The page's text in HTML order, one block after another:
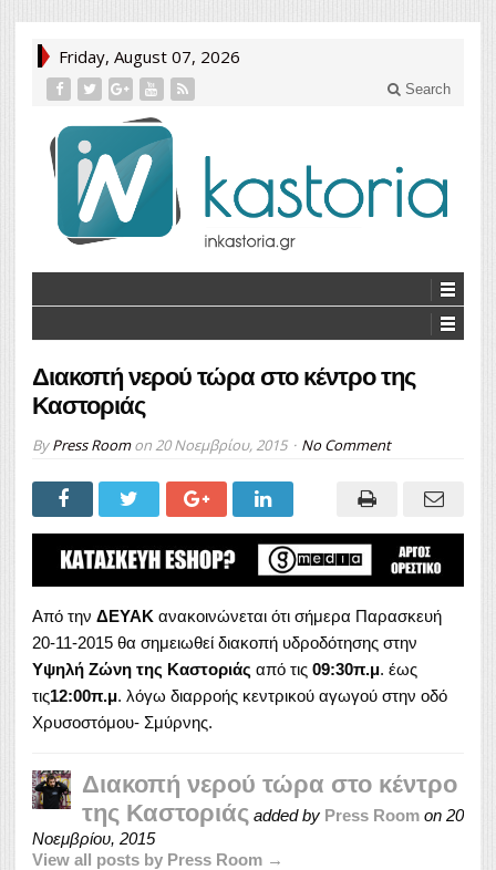
Friday, August 07, 2026
Search
Διακοπή νερού τώρα στο κέντρο της
Καστοριάς
ByPress Roomon 20 Νοεμβρίου, 2015 No Comment
Από την ΔΕΥΑΚ ανακοινώνεται ότι σήμερα Παρασκευή
20-11-2015 θα σημειωθεί διακοπή υδροδότησης στην
Υψηλή Ζώνη της Καστοριάς από τις 09:30π.μ. έως
τις12:00π.μ. λόγω διαρροής κεντρικού αγωγού στην οδό
Χρυσοστόμου- Σμύρνης.
Διακοπή νερού τώρα στο κέντρο
της Καστοριάς added by Press Room on 20
Νοεμβρίου, 2015
View all posts by Press Room →